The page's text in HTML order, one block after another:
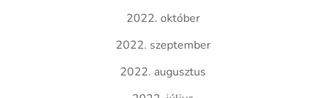
2022. október
2022. szeptember
2022. augusztus